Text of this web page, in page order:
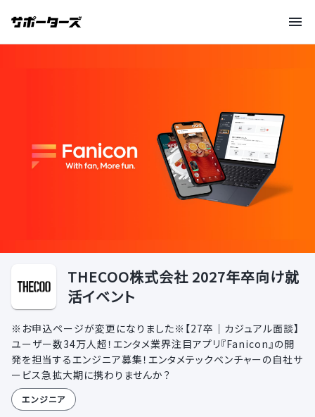
THECOO株式会社 2027年卒向け就
活イベント
※お申込ページが変更になりました※【27卒｜カジュアル面談】
ユーザー数34万人超！エンタメ業界注目アプリ『Fanicon』の開
発を担当するエンジニア募集！エンタメテックベンチャーの自社サ
ービス急拡大期に携わりませんか？
エンジニア